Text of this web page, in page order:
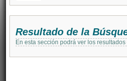
Resultado de la
En esta sección podrá ver los